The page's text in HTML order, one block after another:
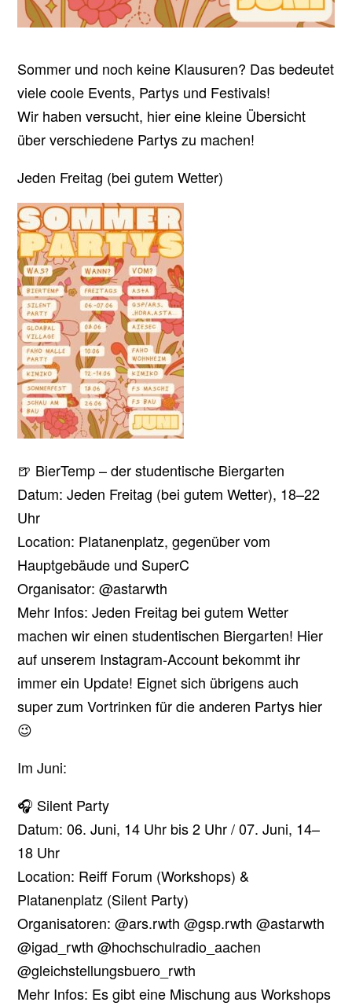
Sommer und noch keine Klausuren? Das bedeutet
viele coole Events, Partys und Festivals!
Wir haben versucht, hier eine kleine Übersicht
über verschiedene Partys zu machen!
Jeden Freitag (bei gutem Wetter)
🍺 BierTemp – der studentische Biergarten
Datum: Jeden Freitag (bei gutem Wetter), 18–22
Uhr
Location: Platanenplatz, gegenüber vom
Hauptgebäude und SuperC
Organisator: @astarwth
Mehr Infos: Jeden Freitag bei gutem Wetter
machen wir einen studentischen Biergarten! Hier
auf unserem Instagram-Account bekommt ihr
immer ein Update! Eignet sich übrigens auch
super zum Vortrinken für die anderen Partys hier
😉
Im Juni:
🎧 Silent Party
Datum: 06. Juni, 14 Uhr bis 2 Uhr / 07. Juni, 14–
18 Uhr
Location: Reiff Forum (Workshops) &
Platanenplatz (Silent Party)
Organisatoren: @ars.rwth @gsp.rwth @astarwth
@igad_rwth @hochschulradio_aachen
@gleichstellungsbuero_rwth
Mehr Infos: Es gibt eine Mischung aus Workshops